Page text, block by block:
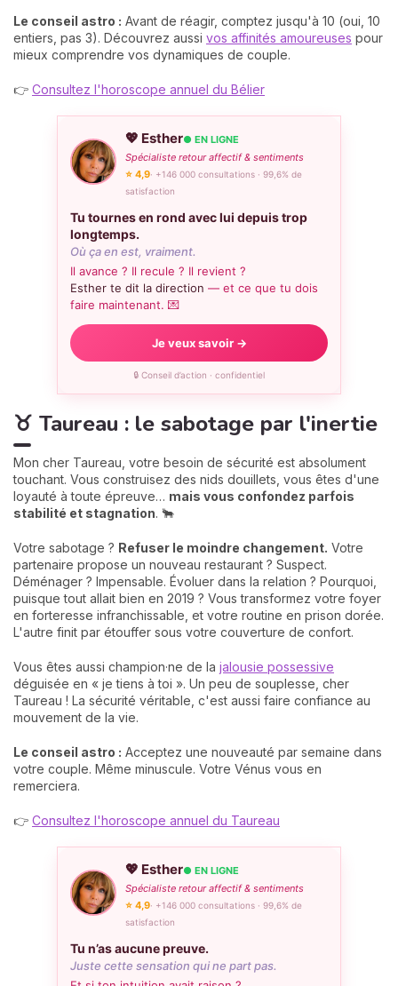
Le conseil astro : Avant de réagir, comptez jusqu'à 10 (oui, 10
entiers, pas 3). Découvrez aussi vos affinités amoureuses pour
mieux comprendre vos dynamiques de couple.
👉 Consultez l'horoscope annuel du Bélier
💖 Esther● EN LIGNE
Spécialiste retour affectif & sentiments
⭐ 4,9· +146 000 consultations · 99,6% de
satisfaction
Tu tournes en rond avec lui depuis trop
longtemps.
Où ça en est, vraiment.
Il avance ? Il recule ? Il revient ?
Esther te dit la direction — et ce que tu dois
faire maintenant. 💌
Je veux savoir →
🔒 Conseil d’action · confidentiel
♉ Taureau : le sabotage par l'inertie
Mon cher Taureau, votre besoin de sécurité est absolument
touchant. Vous construisez des nids douillets, vous êtes d'une
loyauté à toute épreuve… mais vous confondez parfois
stabilité et stagnation. 🐂
Votre sabotage ? Refuser le moindre changement. Votre
partenaire propose un nouveau restaurant ? Suspect.
Déménager ? Impensable. Évoluer dans la relation ? Pourquoi,
puisque tout allait bien en 2019 ? Vous transformez votre foyer
en forteresse infranchissable, et votre routine en prison dorée.
L'autre finit par étouffer sous votre couverture de confort.
Vous êtes aussi champion·ne de la jalousie possessive
déguisée en « je tiens à toi ». Un peu de souplesse, cher
Taureau ! La sécurité véritable, c'est aussi faire confiance au
mouvement de la vie.
Le conseil astro : Acceptez une nouveauté par semaine dans
votre couple. Même minuscule. Votre Vénus vous en
remerciera.
👉 Consultez l'horoscope annuel du Taureau
💖 Esther● EN LIGNE
Spécialiste retour affectif & sentiments
⭐ 4,9· +146 000 consultations · 99,6% de
satisfaction
Tu n’as aucune preuve.
Juste cette sensation qui ne part pas.